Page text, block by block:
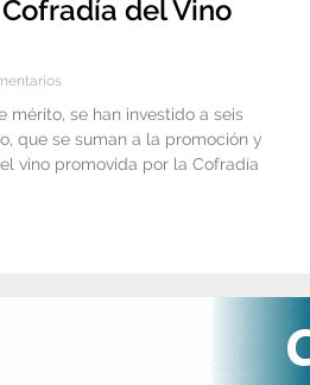
del Vino
mérito, se han investido a seis
que se suman a la promoción y
vino promovida por la Cofradía